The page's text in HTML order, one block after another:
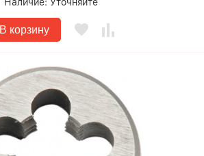
Наличие: Уточняйте
В корзину